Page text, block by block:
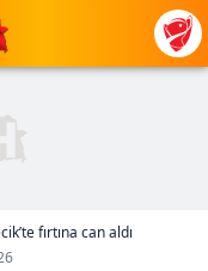
fırtına can aldı